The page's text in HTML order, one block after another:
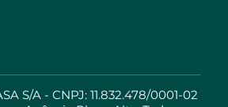
S/A - CNPJ: 11.832.478/0001-02